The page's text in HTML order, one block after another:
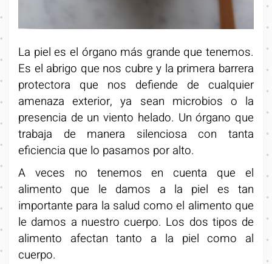
La piel es el órgano más grande que tenemos.
Es el abrigo que nos cubre y la primera barrera
protectora que nos defiende de cualquier
amenaza exterior, ya sean microbios o la
presencia de un viento helado. Un órgano que
trabaja de manera silenciosa con tanta
eficiencia que lo pasamos por alto.
A veces no tenemos en cuenta que el
alimento que le damos a la piel es tan
importante para la salud como el alimento que
le damos a nuestro cuerpo. Los dos tipos de
alimento afectan tanto a la piel como al
cuerpo.